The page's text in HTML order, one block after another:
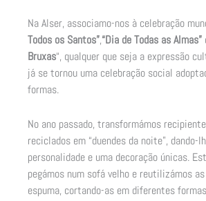
Na Alser, associamo-nos à celebração
Todos os Santos”,“Dia de Todas as Almas”
Bruxas“, qualquer que seja a expressão
já se tornou uma celebração social
formas.
No ano passado, transformámos
reciclados em “duendes da noite”, dando-
personalidade e uma decoração únicas.
pegámos num sofá velho e reutilizámos
espuma, cortando-as em diferentes